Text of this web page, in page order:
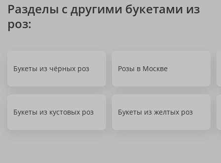
Разделы с другими букетами из
роз:
Букеты из чёрных роз Розы в Москве
Букеты из кустовых роз Букеты из желтых роз